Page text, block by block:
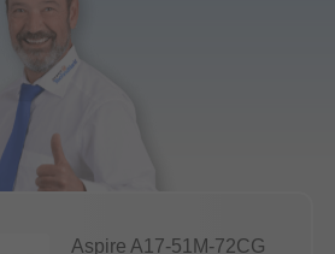
Aspire A17-51M-72CG